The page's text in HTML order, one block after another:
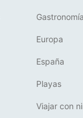
Gastronomía
Europa
España
Playas
Viajar con